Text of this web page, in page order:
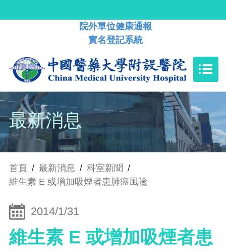
院外單位健康通報
實名登記系統
最新消息
首頁 / 最新消息 / 科室新聞 /
維生素 E 或增加吸煙者患肺癌風險
2014/1/31
維生素 E 或增加吸煙者患